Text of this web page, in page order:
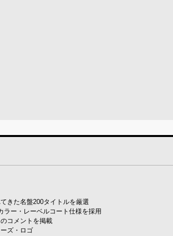
きた名盤200タイトルを厳選
ー・レーベルコート仕様を採用
コメントを掲載
ズ・ロゴ